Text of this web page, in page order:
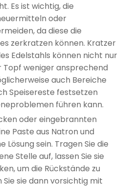
Es ist wichtig, die
oder
da diese die
zerkratzen können. Kratzer
Edelstahls können nicht nur
Topf weniger ansprechend
auch Bereiche
Speisereste festsetzen
führen kann.
oder eingebrannten
Paste aus Natron und
Lösung sein. Tragen Sie die
Stelle auf, lassen Sie sie
um die Rückstände zu
sie dann vorsichtig mit